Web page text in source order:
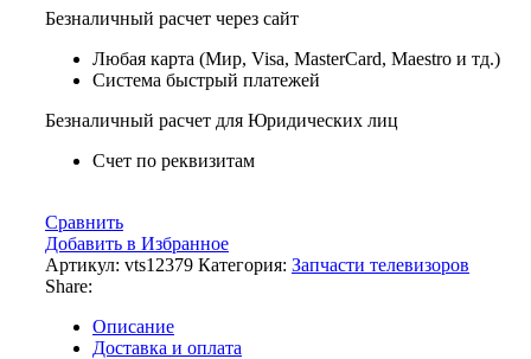
Безналичный расчет через сайт
Любая карта (Мир, Visa, MasterCard, Maestro и тд.)
Система быстрый платежей
Безналичный расчет для Юридических лиц
Счет по реквизитам
Сравнить
Добавить в Избранное
Артикул: vts12379 Категория: Запчасти телевизоров
Share:
Описание
Доставка и оплата